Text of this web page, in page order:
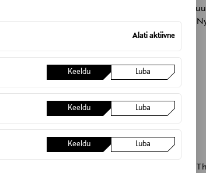
Alati aktiivne
Keeldu Luba
Keeldu Luba
Keeldu Luba
tuleb tavaliselt 1-2 vart, millest sirgub 3-4
Sweet kui White Nymph kuuluvad Amaryllis
118606613
8713766027731
THOOLEN INTERNATIONAL B.V.
Hofgeester Eijnde 22, 1991 AX Velserbroek,